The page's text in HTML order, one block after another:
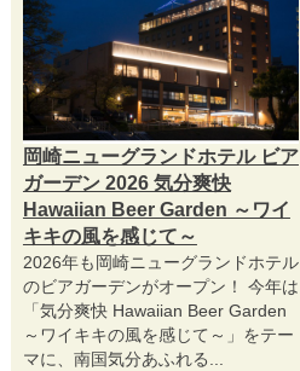
岡崎ニューグランドホテル ビア
ガーデン 2026 気分爽快
Hawaiian Beer Garden ～ワイ
キキの風を感じて～
2026年も岡崎ニューグランドホテル
のビアガーデンがオープン！ 今年は
「気分爽快 Hawaiian Beer Garden
～ワイキキの風を感じて～」をテー
マに、南国気分あふれる...